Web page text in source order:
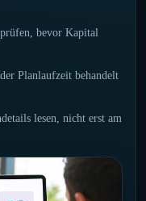
bevor Kapital
Planlaufzeit behandelt
lesen, nicht erst am